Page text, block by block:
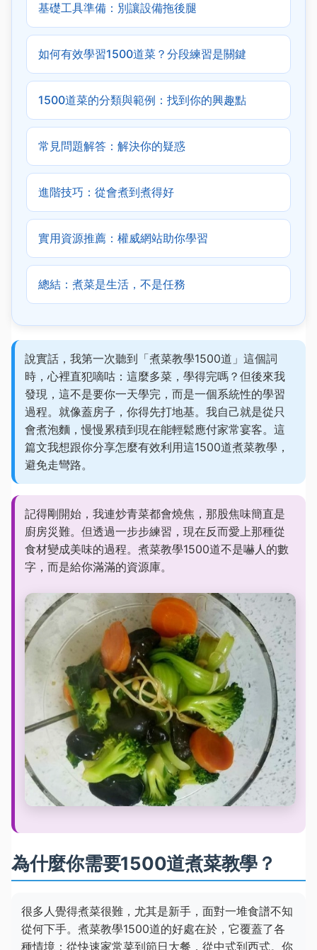
基礎工具準備：別讓設備拖後腿
如何有效學習1500道菜？分段練習是關鍵
1500道菜的分類與範例：找到你的興趣點
常見問題解答：解決你的疑惑
進階技巧：從會煮到煮得好
實用資源推薦：權威網站助你學習
總結：煮菜是生活，不是任務
說實話，我第一次聽到「煮菜教學1500道」這個詞
時，心裡直犯嘀咕：這麼多菜，學得完嗎？但後來我
發現，這不是要你一天學完，而是一個系統性的學習
過程。就像蓋房子，你得先打地基。我自己就是從只
會煮泡麵，慢慢累積到現在能輕鬆應付家常宴客。這
篇文我想跟你分享怎麼有效利用這1500道煮菜教學，
避免走彎路。
記得剛開始，我連炒青菜都會燒焦，那股焦味簡直是
廚房災難。但透過一步步練習，現在反而愛上那種從
食材變成美味的過程。煮菜教學1500道不是嚇人的數
字，而是給你滿滿的資源庫。
為什麼你需要1500道煮菜教學？
很多人覺得煮菜很難，尤其是新手，面對一堆食譜不知
從何下手。煮菜教學1500道的好處在於，它覆蓋了各
種情境：從快速家常菜到節日大餐，從中式到西式。你